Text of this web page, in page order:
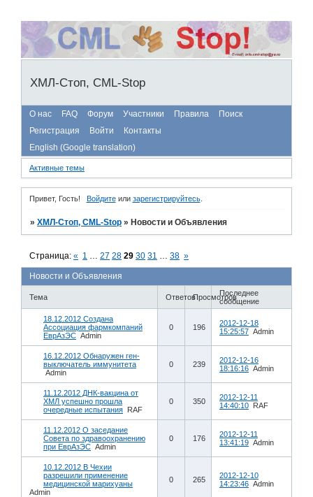
ХМЛ-Стоп, CML-Stop
О нас FAQ Форум Участники Правила
Поиск
Регистрация
Войти
Контакты
English (Google translation)
Активные темы
Привет, Гость! Войдитеили зарегистрируйтесь.
»ХМЛ-Стоп, CML-Stop » Новости и Объявления
Новости и Объявления
Страница:« 1 … 27 28 29 30 31 … 38 »
Тема ОтветовПросмотровПоследнее
сообщение
18.12.2012 Создана
Ассоциация фармкомпаний
ЕврАзЭС Admin
0 196
2012-12-18
15:25:57 Admin
16.12.2012 Обнаружен ген-
выключатель иммунитета
Admin
0 239
2012-12-16
18:16:16 Admin
11.12.2012 ДНК-вакцина от
ХМЛ успешно прошла
очередные испытания RAF
0 350
2012-12-11
14:40:10 RAF
11.12.2012 О заседание
Совета по здравоохранению
при ЕврАзЭС Admin
0 176
2012-12-11
13:41:19 Admin
10.12.2012 В Чехии
разрешили применение
медицинской марихуаны
Admin
0 265
2012-12-10
14:23:46 Admin